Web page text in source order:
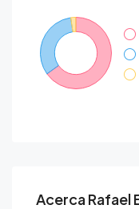
Acerca Rafael